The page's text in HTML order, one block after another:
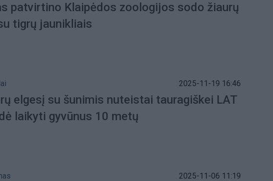
patvirtino Klaipėdos zoologijos sodo žiaurų
tigrų jaunikliais
2025-11-19 16:46
elgesį su šunimis nuteistai tauragiškei LAT
laikyti gyvūnus 10 metų
2025-11-06 11:19